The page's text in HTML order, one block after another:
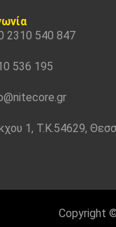
2310 540 847
536 195
1, Τ.Κ.54629,
Copyright